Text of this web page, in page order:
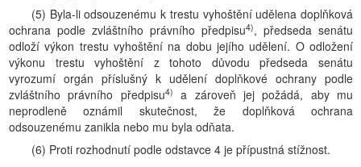
(5) Byla-li odsouzenému k trestu vyhoštění udělena doplňková
ochrana podle zvláštního právního předpisu4), předseda senátu
odloží výkon trestu vyhoštění na dobu jejího udělení. O odložení
výkonu trestu vyhoštění z tohoto důvodu předseda senátu
vyrozumí orgán příslušný k udělení doplňkové ochrany podle
zvláštního právního předpisu4)
a zároveň jej požádá, aby mu
neprodleně oznámil skutečnost, že doplňková ochrana
odsouzenému zanikla nebo mu byla odňata.
(6) Proti rozhodnutí podle odstavce 4 je přípustná stížnost.